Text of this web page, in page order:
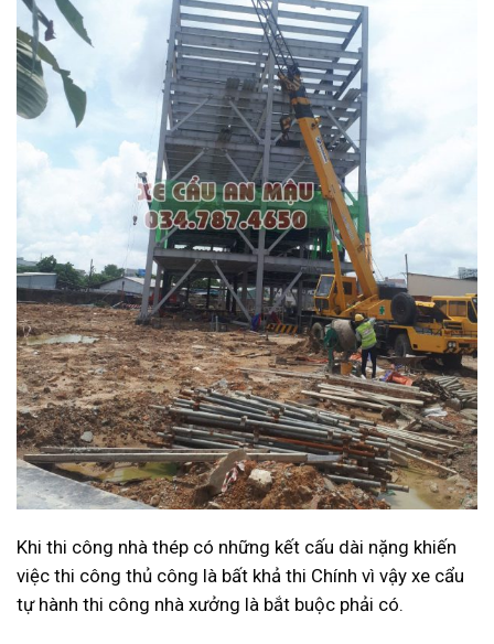
Khi thi công nhà thép có những kết cấu dài nặng khiến
việc thi công thủ công là bất khả thi Chính vì vậy xe cẩu
tự hành thi công nhà xưởng là bắt buộc phải có.